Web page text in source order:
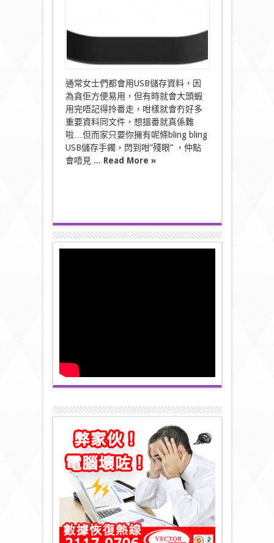
通常女士們都會用USB儲存資料，因
為貪佢方便易用，但有時就會大頭蝦
用完唔記得拎番走，咁樣就會冇好多
重要資料同文件，想搵番就真係難
啦…但而家只要你擁有呢條bling bling
USB儲存手鐲，閃到咁”殘眼” ，仲點
會唔見 ... Read More »